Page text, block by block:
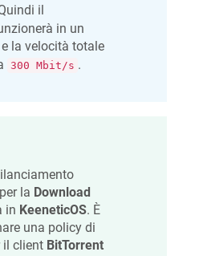
il
in un
e la velocità totale
300 Mbit/s .
la Download
in KeeneticOS. È
una policy di
il client BitTorrent